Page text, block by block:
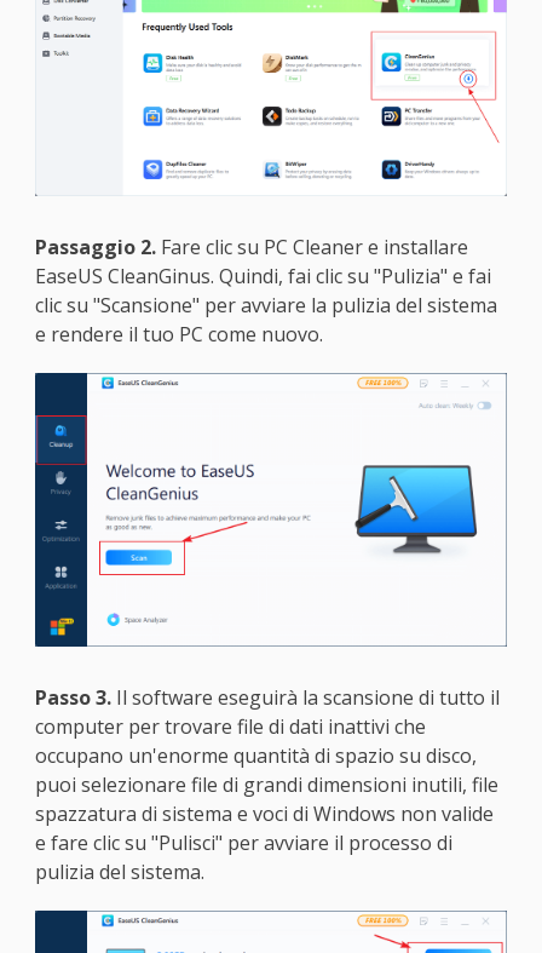
Passaggio 2.Fare clic su PC Cleaner e installare
EaseUS CleanGinus. Quindi, fai clic su "Pulizia" e fai
clic su "Scansione" per avviare la pulizia del sistema
e rendere il tuo PC come nuovo.
Passo 3.Il software eseguirà la scansione di tutto il
computer per trovare file di dati inattivi che
occupano un'enorme quantità di spazio su disco,
puoi selezionare file di grandi dimensioni inutili, file
spazzatura di sistema e voci di Windows non valide
e fare clic su "Pulisci" per avviare il processo di
pulizia del sistema.